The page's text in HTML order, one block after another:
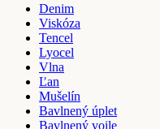
Denim
Viskóza
Tencel
Lyocel
Vlna
Ľan
Mušelín
Bavlnený úplet
Bavlnený voile